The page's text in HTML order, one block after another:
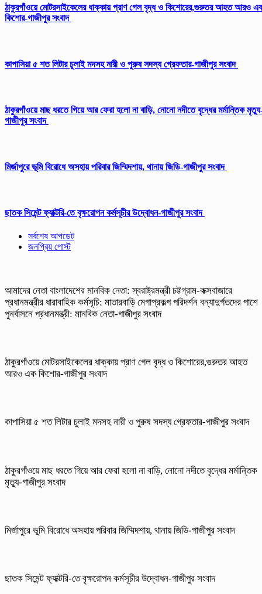
ঠাকুরগাঁওয়ে মোটরসাইকেলের ধাক্কায় প্রাণ গেল বৃদ্ধ ও কিশোরের,গুরুতর আহত আরও
কিশোর-গাজীপুর সংবাদ
কাপাসিয়া ৫ শত লিটার চুলাই মদসহ নারী ও পুরুষ সদস্য গ্রেফতার-গাজীপুর সংবাদ
ঠাকুরগাঁওয়ে মাছ ধরতে গিয়ে আর ফেরা হলো না বাড়ি, নোনো নদীতে বৃদ্ধের মর্মান্তিক
গাজীপুর সংবাদ
মির্জাপুরে ভূমি বিরোধে অসহায় পরিবার জিম্মিদশায়, থানায় জিডি-গাজীপুর সংবাদ
ছাতক সিমেন্ট ফ্যাক্টরি-তে বৃক্ষরোপন কর্মসূচীর উদ্বোধন-গাজীপুর সংবাদ
সর্বশেষ আপডেট
জনপ্রিয় পোস্ট
আমাদের নেতা বাংলাদেশের মানবিক নেতা: স্বরাষ্ট্রমন্ত্রী চট্টগ্রাম-কক্সবাজারে
প্রধানমন্ত্রীর ধারাবাহিক কর্মসূচি: মাতারবাড়ি মেগাপ্রকল্প পরিদর্শন বন্যাদুর্গতদের পাশে
পুনর্বাসনে প্রধানমন্ত্রী: মানবিক নেতা-গাজীপুর সংবাদ
ঠাকুরগাঁওয়ে মোটরসাইকেলের ধাক্কায় প্রাণ গেল বৃদ্ধ ও কিশোরের,গুরুতর আহত
আরও এক কিশোর-গাজীপুর সংবাদ
কাপাসিয়া ৫ শত লিটার চুলাই মদসহ নারী ও পুরুষ সদস্য গ্রেফতার-গাজীপুর সংবাদ
ঠাকুরগাঁওয়ে মাছ ধরতে গিয়ে আর ফেরা হলো না বাড়ি, নোনো নদীতে বৃদ্ধের মর্মান্তিক
মৃত্যু-গাজীপুর সংবাদ
মির্জাপুরে ভূমি বিরোধে অসহায় পরিবার জিম্মিদশায়, থানায় জিডি-গাজীপুর সংবাদ
ছাতক সিমেন্ট ফ্যাক্টরি-তে বৃক্ষরোপন কর্মসূচীর উদ্বোধন-গাজীপুর সংবাদ